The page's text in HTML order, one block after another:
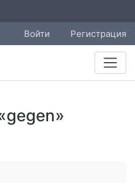
Войти Регистрация